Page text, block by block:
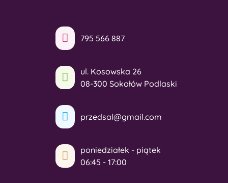
795 566 887
ul. Kosowska 26
08-300 Sokołów Podlaski
przedsal@gmail.com
poniedziałek - piątek
06:45 - 17:00